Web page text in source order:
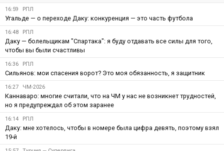
16:59 РПЛ
Угальде — о переходе Даку: конкуренция — это часть футбола
16:48 РПЛ
Даку — болельщикам "Спартака": я буду отдавать все силы для того,
чтобы вы были счастливы
16:36 РПЛ
Сильянов: мои спасения ворот? Это моя обязанность, я защитник
16:27 ЧМ-2026
Каннаваро: многие считали, что на ЧМ у нас не возникнет трудностей,
но я предупреждал об этом заранее
16:14 РПЛ
Даку: мне хотелось, чтобы в номере была цифра девять, поэтому взял
19-й